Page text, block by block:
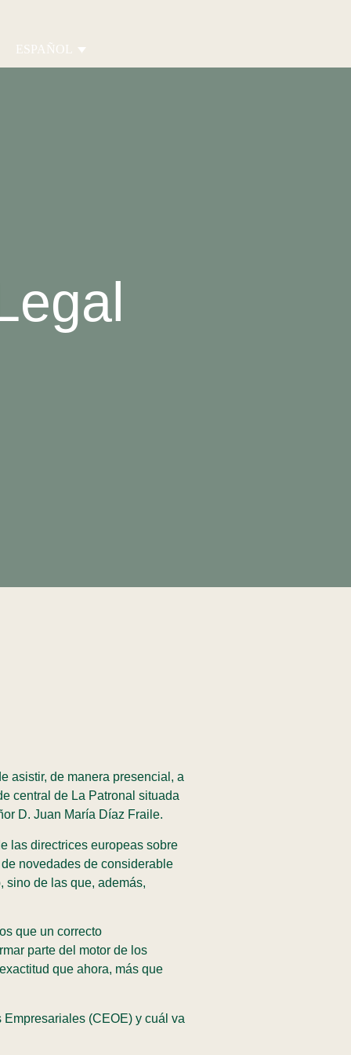
ESPAÑOL
asistir, de manera presencial, a
central de La Patronal situada
D. Juan María Díaz Fraile.
las directrices europeas sobre
novedades de considerable
sino de las que, además,
que un correcto
parte del motor de los
que ahora, más que
(CEOE) y cuál va